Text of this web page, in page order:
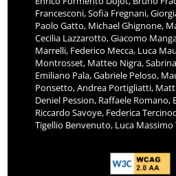
Francesconi, Sofia Fregnani,
Paolo Gatto, Michael Ghignone,
Cecilia Lazzarotto, Giacomo
Marrelli, Federico Mecca, Luca
Montrosset, Matteo Nigra,
Emiliano Pala, Gabriele Peloso,
Ponsetto, Andrea Portigliatti,
Deniel Pession, Raffaele Romano,
Riccardo Savoye, Federica
Tigellio Benvenuto, Luca Massimo